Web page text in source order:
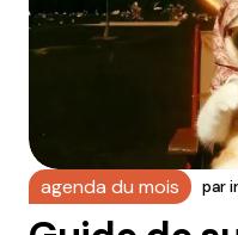
agenda du mois par